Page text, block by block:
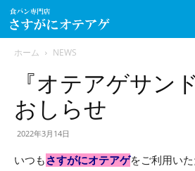
ホーム NEWS
『オテアゲサン
おしらせ
2022年3月14日
いつも さすがにオテアゲをご利用い